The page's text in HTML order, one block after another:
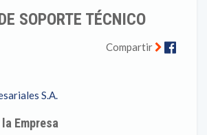
SOPORTE TÉCNICO
Compartir
S.A.
Empresa